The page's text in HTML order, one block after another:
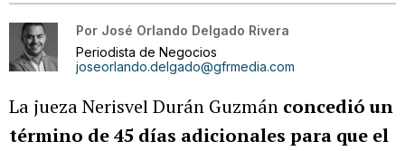
Por José Orlando Delgado Rivera
Periodista de Negocios
joseorlando.delgado@gfrmedia.com
La jueza Nerisvel Durán Guzmán concedió un
término de 45 días adicionales para que el